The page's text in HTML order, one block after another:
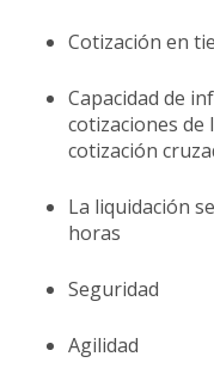
Cotización en
Capacidad de
cotizaciones de
cotización
La liquidación
horas
Seguridad
Agilidad